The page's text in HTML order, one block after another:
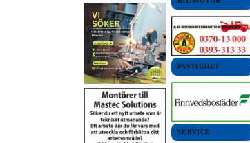
FASTIGHET
SERVICE